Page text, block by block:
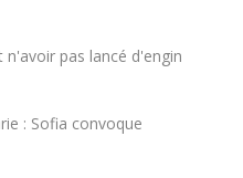
n'avoir pas lancé d'engin
: Sofia convoque